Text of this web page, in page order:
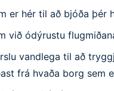
er hér til að bjóða
við ódýrustu
vandlega til að
frá hvaða borg sem